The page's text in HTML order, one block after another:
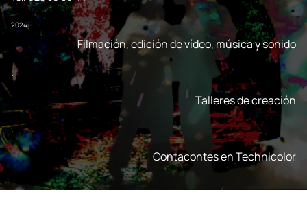
2024
Filmación, edición de vídeo, música y sonido
.
Talleres de creación
.
Contacontes en Technicolor